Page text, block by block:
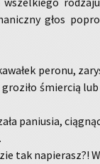
głos
pe­ro­nu,
śmier­cią
pa­niu­sia,
tak na­pie­rasz?!